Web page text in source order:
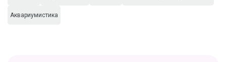
Аквариумистика